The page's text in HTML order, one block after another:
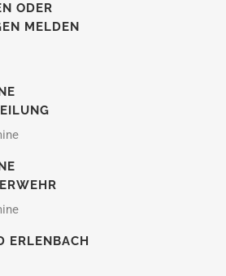
ODER
MELDEN
ERLENBACH